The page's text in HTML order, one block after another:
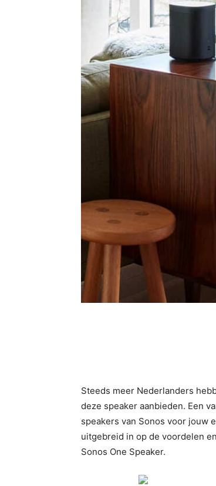
Steeds meer Nederlanders
deze speaker aanbieden. Een
speakers van Sonos voor jouw
uitgebreid in op de voordelen
Sonos One Speaker.